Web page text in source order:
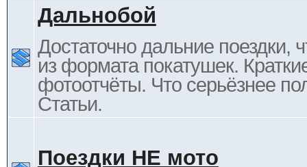
Дальнобой
Достаточно дальние поездки,
из формата покатушек.
фотоотчёты. Что серьёзнее
Статьи.
Поездки НЕ мото